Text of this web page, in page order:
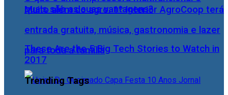
Muito além do agro: 1º Interior AgroCoop terá
entrada gratuita, música, gastronomia e lazer
para toda a família
quais são as suas vantagens?
These Are the 5 Big Tech Stories to Watch in
2017
Trending Tags